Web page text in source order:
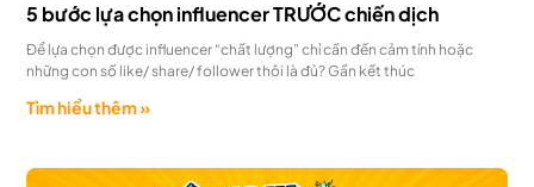
5 bước lựa chọn influencer TRƯỚC chiến dịch
Để lựa chọn được influencer “chất lượng” chỉ cần đến cảm tính hoặc
những con số like/ share/ follower thôi là đủ? Gần kết thúc
Tìm hiểu thêm »